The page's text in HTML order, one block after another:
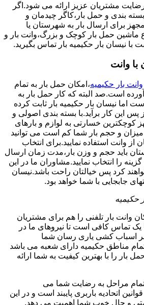
مشتریان عزیز ارائه می شود.اگر
بندی و حمل بار،کاگر چیدمان و
برای ارسال بار به شهرستان یا
ماشین حمل بار کوچک و بزرگ،وانت بار و
با نیسان بار حکیمیه بار تماس بگیرید.
وانت
وانت بار حکیمیه،امکان حمل بار به تمام
است.صد البته که کار حمل بار به
اما نیسان بار حکیمیه بار ثابت کرده
پس این کار برآید.با بسته بندی اصولی و
کوچکترین خسارتی به لوازم و بارهای
میزان و حجم بار شما کم است می توانید
وانت استفاده نمایید.برای انتخاب
باید حجم و وزن بار،مدت زمان ارسال
را انتخاب نمایید.مشاوران ما در این
کرد پس خیالتان راحت باشد.نیسان
جابجایی با شما خواهد بود.
حکیمیه
وانت بار تلفنی را هم برای مشتریان
یک تماس کافی است تا نیروهای ما در
اسباب کشی یاری رسان شما
تمام مناطق حکیمیه دارای شعبه می باشد
بار را با بهترین کیفیت به شما ارائه
تمام مراحل به رضایت شما می
اتحادیه باربری پایبند است و در این
و حال خوب شما اهمیت می دهد.